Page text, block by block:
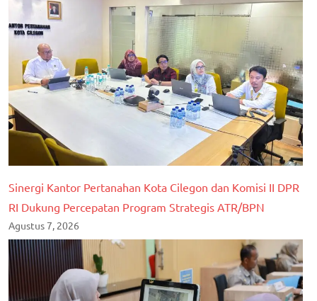
Sinergi Kantor Pertanahan Kota Cilegon dan Komisi II DPR
RI Dukung Percepatan Program Strategis ATR/BPN
Agustus 7, 2026